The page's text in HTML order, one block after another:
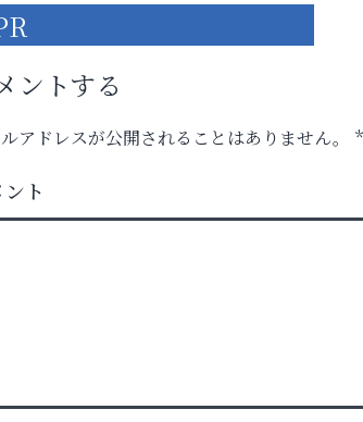
ントする
アドレスが公開されることはありません。 *
ト